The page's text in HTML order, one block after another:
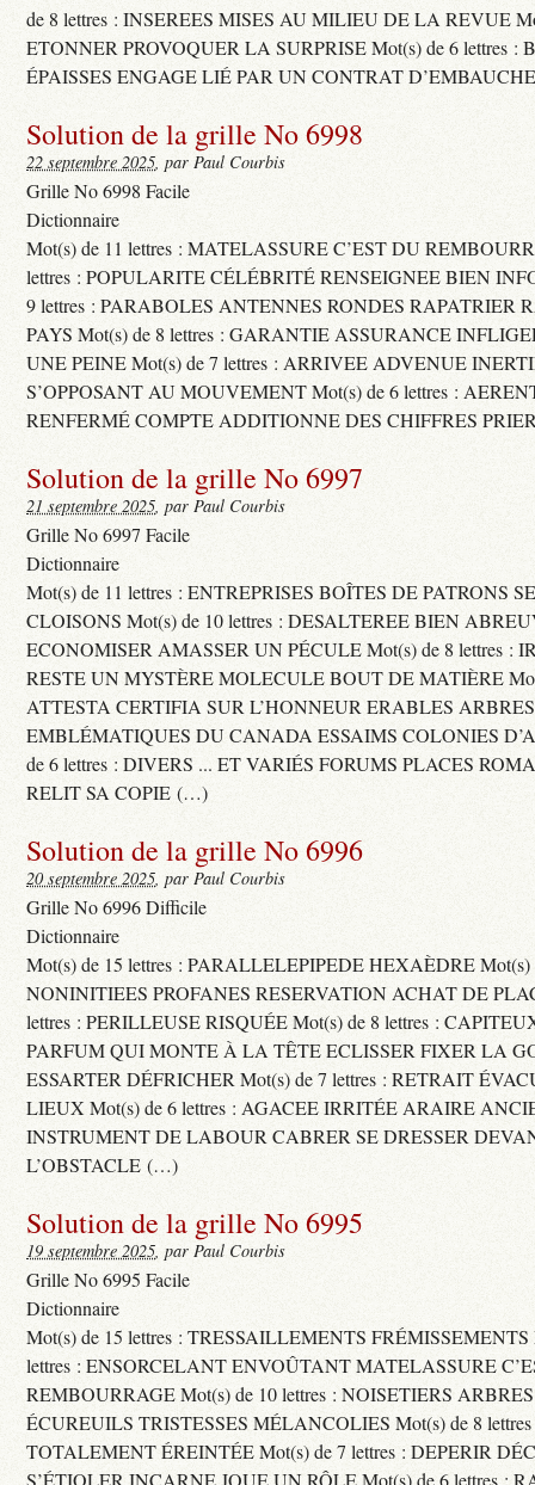
de 8 lettres : INSEREES MISES AU MILIEU DE LA REVUE
ETONNER PROVOQUER LA SURPRISE Mot(s) de 6 lettres :
ÉPAISSES ENGAGE LIÉ PAR UN CONTRAT
Solution de la grille No 6998
22 septembre 2025, par Paul Courbis
Grille No 6998 Facile
Dictionnaire
Mot(s) de 11 lettres : MATELASSURE C’EST DU
lettres : POPULARITE CÉLÉBRITÉ RENSEIGNEE BIEN
9 lettres : PARABOLES ANTENNES RONDES RAPATRIER
PAYS Mot(s) de 8 lettres : GARANTIE ASSURANCE
UNE PEINE Mot(s) de 7 lettres : ARRIVEE ADVENUE
S’OPPOSANT AU MOUVEMENT Mot(s) de 6 lettres :
RENFERMÉ COMPTE ADDITIONNE DES CHIFFRES
Solution de la grille No 6997
21 septembre 2025, par Paul Courbis
Grille No 6997 Facile
Dictionnaire
Mot(s) de 11 lettres : ENTREPRISES BOÎTES DE PATRONS
CLOISONS Mot(s) de 10 lettres : DESALTEREE BIEN
ECONOMISER AMASSER UN PÉCULE Mot(s) de 8 lettres :
RESTE UN MYSTÈRE MOLECULE BOUT DE MATIÈRE
ATTESTA CERTIFIA SUR L’HONNEUR ERABLES ARBRES
EMBLÉMATIQUES DU CANADA ESSAIMS COLONIES
de 6 lettres : DIVERS ... ET VARIÉS FORUMS PLACES
RELIT SA COPIE (…)
Solution de la grille No 6996
20 septembre 2025, par Paul Courbis
Grille No 6996 Difficile
Dictionnaire
Mot(s) de 15 lettres : PARALLELEPIPEDE HEXAÈDRE Mot(s)
NONINITIEES PROFANES RESERVATION ACHAT DE
lettres : PERILLEUSE RISQUÉE Mot(s) de 8 lettres :
PARFUM QUI MONTE À LA TÊTE ECLISSER FIXER LA
ESSARTER DÉFRICHER Mot(s) de 7 lettres : RETRAIT
LIEUX Mot(s) de 6 lettres : AGACEE IRRITÉE ARAIRE
INSTRUMENT DE LABOUR CABRER SE DRESSER
L’OBSTACLE (…)
Solution de la grille No 6995
19 septembre 2025, par Paul Courbis
Grille No 6995 Facile
Dictionnaire
Mot(s) de 15 lettres : TRESSAILLEMENTS FRÉMISSEMENTS
lettres : ENSORCELANT ENVOÛTANT MATELASSURE
REMBOURRAGE Mot(s) de 10 lettres : NOISETIERS
ÉCUREUILS TRISTESSES MÉLANCOLIES Mot(s) de 8
TOTALEMENT ÉREINTÉE Mot(s) de 7 lettres : DEPERIR